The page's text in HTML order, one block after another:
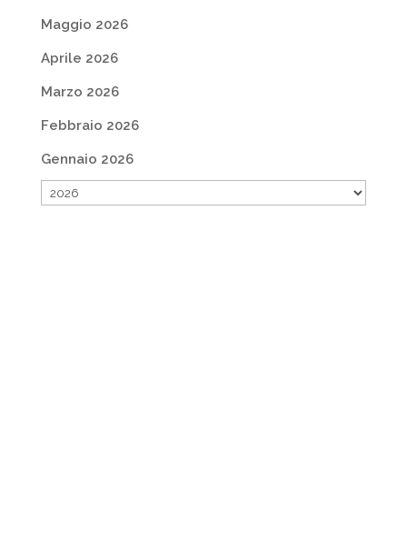
Maggio 2026
Aprile 2026
Marzo 2026
Febbraio 2026
Gennaio 2026